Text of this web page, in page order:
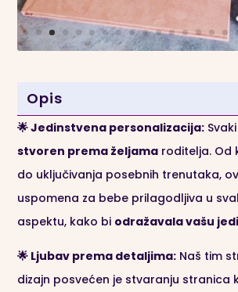
Opis
🌟 Jedinstvena personalizacija:
stvoren prema željama roditelja. Od
do uključivanja posebnih trenutaka,
uspomena za bebe prilagodljiva u
aspektu, kako bi odražavala vašu
🌟 Ljubav prema detaljima: Naš tim
dizajn posvećen je stvaranju stranica